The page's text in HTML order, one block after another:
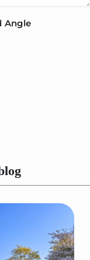
Angle